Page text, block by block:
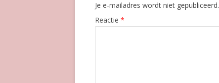
Je e-mailadres wordt niet gepubliceerd.
Reactie *